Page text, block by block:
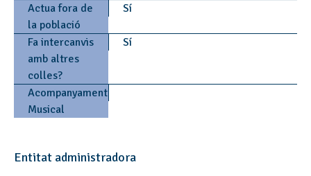
Actua fora de
la població
Sí
Fa intercanvis
amb altres
colles?
Sí
Acompanyament
Musical
Entitat administradora